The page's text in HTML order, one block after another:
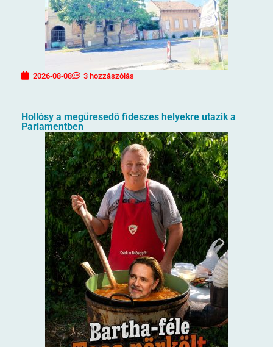
2026-08-08 3 hozzászólás
Hollósy a megüresedő fideszes helyekre utazik a
Parlamentben